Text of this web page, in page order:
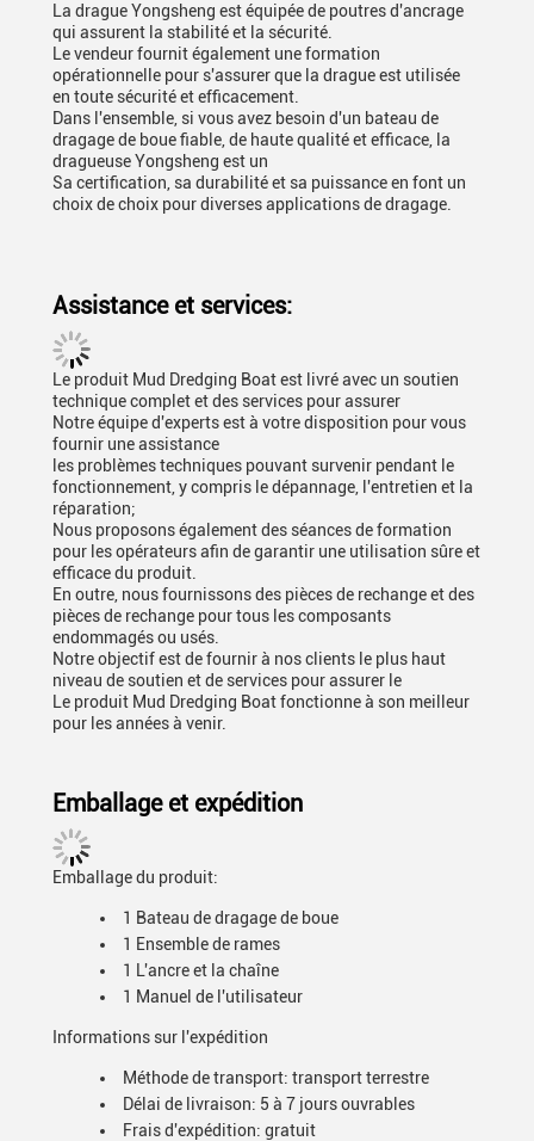
La drague Yongsheng est équipée de poutres d'ancrage
qui assurent la stabilité et la sécurité.
Le vendeur fournit également une formation
opérationnelle pour s'assurer que la drague est utilisée
en toute sécurité et efficacement.
Dans l'ensemble, si vous avez besoin d'un bateau de
dragage de boue fiable, de haute qualité et efficace, la
dragueuse Yongsheng est un
Sa certification, sa durabilité et sa puissance en font un
choix de choix pour diverses applications de dragage.
Assistance et services:
Le produit Mud Dredging Boat est livré avec un soutien
technique complet et des services pour assurer
Notre équipe d'experts est à votre disposition pour vous
fournir une assistance
les problèmes techniques pouvant survenir pendant le
fonctionnement, y compris le dépannage, l'entretien et la
réparation;
Nous proposons également des séances de formation
pour les opérateurs afin de garantir une utilisation sûre et
efficace du produit.
En outre, nous fournissons des pièces de rechange et des
pièces de rechange pour tous les composants
endommagés ou usés.
Notre objectif est de fournir à nos clients le plus haut
niveau de soutien et de services pour assurer le
Le produit Mud Dredging Boat fonctionne à son meilleur
pour les années à venir.
Emballage et expédition
Emballage du produit:
1 Bateau de dragage de boue
1 Ensemble de rames
1 L'ancre et la chaîne
1 Manuel de l'utilisateur
Informations sur l'expédition
Méthode de transport: transport terrestre
Délai de livraison: 5 à 7 jours ouvrables
Frais d'expédition: gratuit